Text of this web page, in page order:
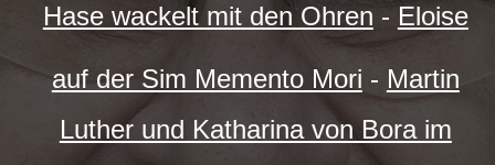
Hase wackelt mit den Ohren - Eloise
auf der Sim Memento Mori - Martin
Luther und Katharina von Bora im